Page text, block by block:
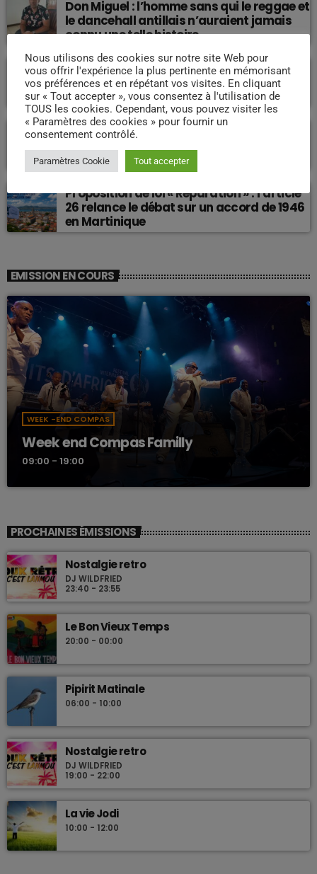
Don Miguel : l’homme sans qui le reggae et
le dancehall antillais n’auraient jamais
connu une telle histoire.
Fort-de-France : qui a tué la capitale
martiniquaise ?
Martinique : quelle voie pour un
l’avenir ?
Proposition de loi « Réparation » : l’article
26 relance le débat sur un accord de 1946
en Martinique
EMISSION EN COURS
WEEK -END COMPAS
Week end Compas Familly
09:00 - 19:00
PROCHAINES ÉMISSIONS
Nostalgie retro
DJ WILDFRIED
23:40 - 23:55
Le Bon Vieux Temps
20:00 - 00:00
Pipirit Matinale
06:00 - 10:00
Nostalgie retro
DJ WILDFRIED
19:00 - 22:00
La vie Jodi
10:00 - 12:00
Nous utilisons des cookies sur notre site Web pour
vous offrir l'expérience la plus pertinente en mémorisant
vos préférences et en répétant vos visites. En cliquant
sur « Tout accepter », vous consentez à l'utilisation de
TOUS les cookies. Cependant, vous pouvez visiter les
« Paramètres des cookies » pour fournir un
consentement contrôlé.
Paramètres Cookie Tout accepter